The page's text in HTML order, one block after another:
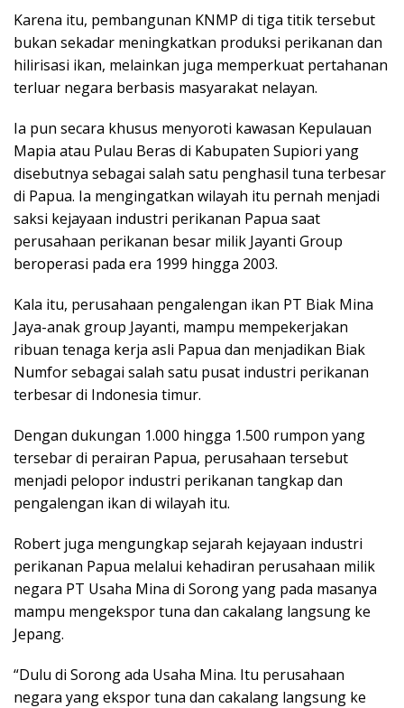
Karena itu, pembangunan KNMP di tiga titik tersebut
bukan sekadar meningkatkan produksi perikanan dan
hilirisasi ikan, melainkan juga memperkuat pertahanan
terluar negara berbasis masyarakat nelayan.
Ia pun secara khusus menyoroti kawasan Kepulauan
Mapia atau Pulau Beras di Kabupaten Supiori yang
disebutnya sebagai salah satu penghasil tuna terbesar
di Papua. Ia mengingatkan wilayah itu pernah menjadi
saksi kejayaan industri perikanan Papua saat
perusahaan perikanan besar milik Jayanti Group
beroperasi pada era 1999 hingga 2003.
Kala itu, perusahaan pengalengan ikan PT Biak Mina
Jaya-anak group Jayanti, mampu mempekerjakan
ribuan tenaga kerja asli Papua dan menjadikan Biak
Numfor sebagai salah satu pusat industri perikanan
terbesar di Indonesia timur.
Dengan dukungan 1.000 hingga 1.500 rumpon yang
tersebar di perairan Papua, perusahaan tersebut
menjadi pelopor industri perikanan tangkap dan
pengalengan ikan di wilayah itu.
Robert juga mengungkap sejarah kejayaan industri
perikanan Papua melalui kehadiran perusahaan milik
negara PT Usaha Mina di Sorong yang pada masanya
mampu mengekspor tuna dan cakalang langsung ke
Jepang.
“Dulu di Sorong ada Usaha Mina. Itu perusahaan
negara yang ekspor tuna dan cakalang langsung ke